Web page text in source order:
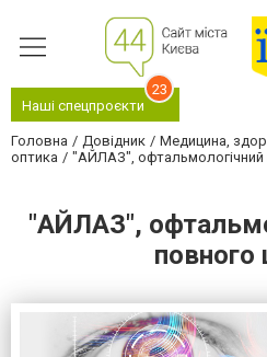
Наші спецпроєкти
23
Головна Довідник Медицина,
оптика
"АЙЛАЗ", офтальмологічний
"АЙЛАЗ",
повного